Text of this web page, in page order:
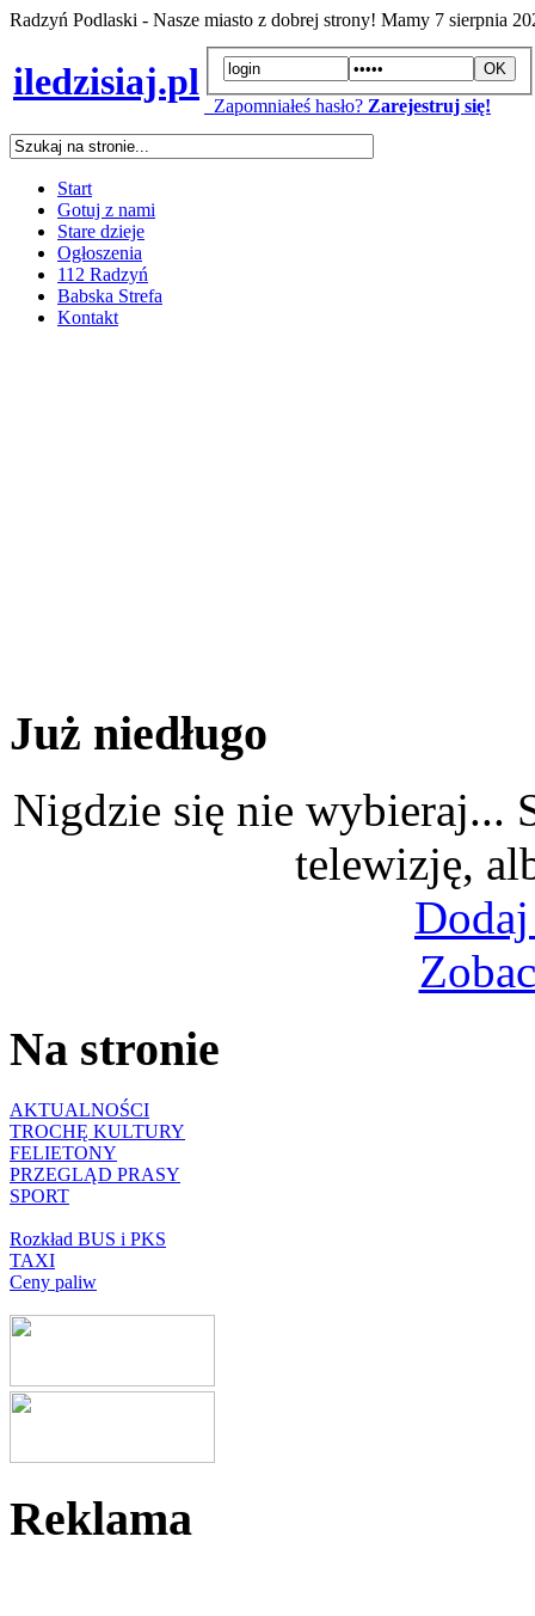
Radzyń Podlaski - Nasze miasto z dobrej strony! Mamy 7 sierpnia
iledzisiaj.pl
Zapomniałeś hasło? Zarejestruj się!
Start
Gotuj z nami
Stare dzieje
Ogłoszenia
112 Radzyń
Babska Strefa
Kontakt
Już niedługo
Nigdzie się nie wybieraj...
telewizję,
Na stronie
AKTUALNOŚCI
TROCHĘ KULTURY
FELIETONY
PRZEGLĄD PRASY
SPORT
Rozkład BUS i PKS
TAXI
Ceny paliw
Reklama